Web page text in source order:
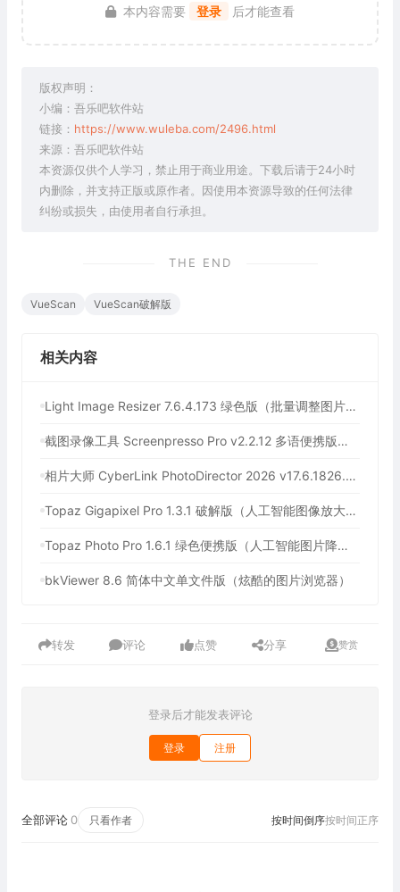
本内容需要 登录 后才能查看
版权声明：
小编：吾乐吧软件站
链接： https://www.wuleba.com/2496.html
来源：吾乐吧软件站
本资源仅供个人学习，禁止用于商业用途。下载后请于24小时
内删除，并支持正版或原作者。因使用本资源导致的任何法律
纠纷或损失，由使用者自行承担。
THE END
VueScan VueScan破解版
相关内容
Light Image Resizer 7.6.4.173 绿色版（批量调整图片大小）
截图录像工具 Screenpresso Pro v2.2.12 多语便携版（截图录屏二合一的轻量工具）
相片大师 CyberLink PhotoDirector 2026 v17.6.1826.0 绿色便携版（强大的图片处理工具）
Topaz Gigapixel Pro 1.3.1 破解版（人工智能图像放大软件）
Topaz Photo Pro 1.6.1 绿色便携版（人工智能图片降噪软件）
bkViewer 8.6 简体中文单文件版（炫酷的图片浏览器）
转发 评论 点赞 分享 赞赏
登录后才能发表评论
登录 注册
全部评论 0 只看作者 按时间倒序按时间正序